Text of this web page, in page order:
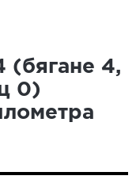
(бягане 4,
0)